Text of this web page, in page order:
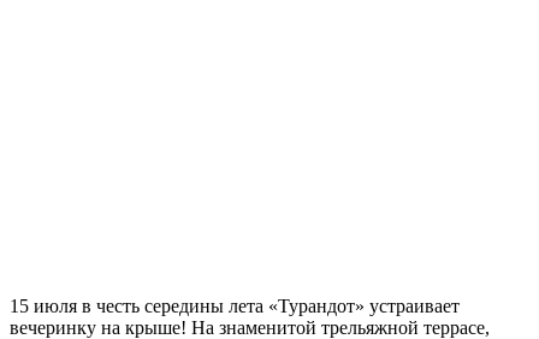
15 июля в честь середины лета «Турандот» устраивает
вечеринку на крыше! На знаменитой трельяжной террасе,